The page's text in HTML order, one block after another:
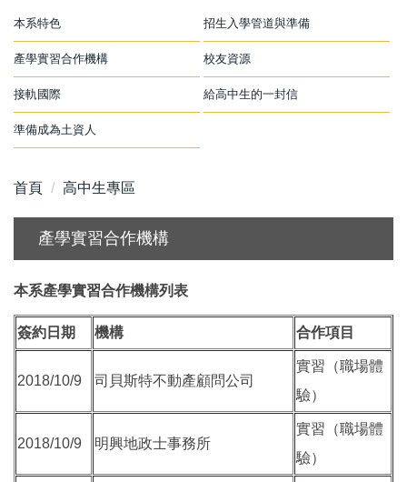
本系特色 招生入學管道與準備
產學實習合作機構 校友資源
接軌國際 給高中生的一封信
準備成為土資人
首頁 高中生專區
產學實習合作機構
本系產學實習合作機構列表
簽約日期 機構 合作項目
2018/10/9 司貝斯特不動產顧問公司
實習（職場體
驗）
2018/10/9 明興地政士事務所
實習（職場體
驗）